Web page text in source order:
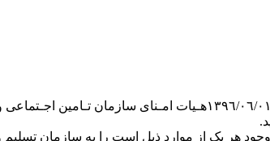
وجود هر یک از موارد ذیل است را به سازمان